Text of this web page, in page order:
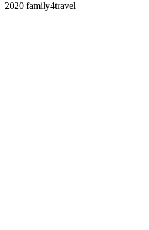
2020 family4travel